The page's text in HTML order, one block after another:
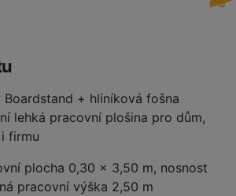
Boardstand + hliníková fošna
lehká pracovní plošina pro dům,
firmu
plocha 0,30 x 3,50 m, nosnost
pracovní výška 2,50 m